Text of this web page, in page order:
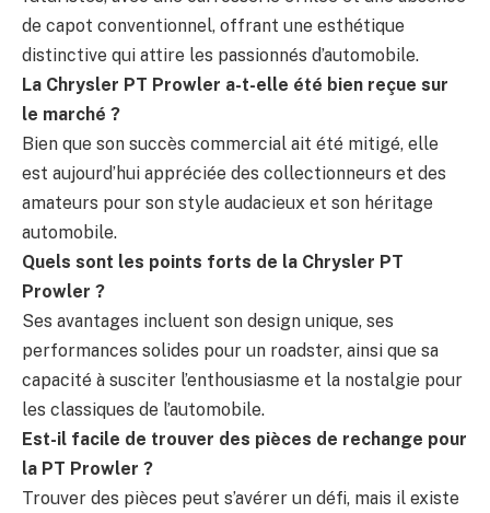
de capot conventionnel, offrant une esthétique
distinctive qui attire les passionnés d’automobile.
La Chrysler PT Prowler a-t-elle été bien reçue sur
le marché ?
Bien que son succès commercial ait été mitigé, elle
est aujourd’hui appréciée des collectionneurs et des
amateurs pour son style audacieux et son héritage
automobile.
Quels sont les points forts de la Chrysler PT
Prowler ?
Ses avantages incluent son design unique, ses
performances solides pour un roadster, ainsi que sa
capacité à susciter l’enthousiasme et la nostalgie pour
les classiques de l’automobile.
Est-il facile de trouver des pièces de rechange pour
la PT Prowler ?
Trouver des pièces peut s’avérer un défi, mais il existe